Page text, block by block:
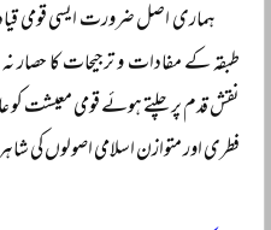
ہماری اصل ضرورت ایسی قومی
طبقہ کے مفادات و ترجیحات کا حصار
نقش قدم پر چلتے ہوئے قومی معیشت کو
فطری اور متوازن اسلامی اصولوں کی